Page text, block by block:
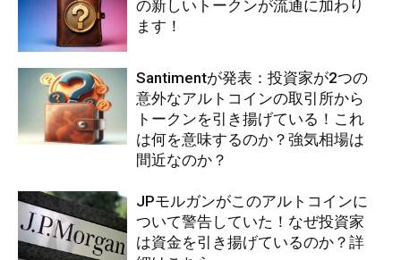
の新しいトークンが流通に加わり
ます！
Santimentが発表：投資家が2つの
意外なアルトコインの取引所から
トークンを引き揚げている！これ
は何を意味するのか？強気相場は
間近なのか？
JPモルガンがこのアルトコインに
ついて警告していた！なぜ投資家
は資金を引き揚げているのか？詳